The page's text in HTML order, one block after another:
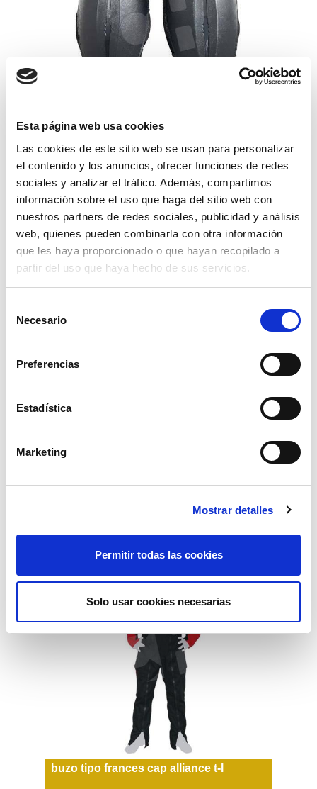
Esta página web usa cookies
Las cookies de este sitio web se usan para personalizar
el contenido y los anuncios, ofrecer funciones de redes
sociales y analizar el tráfico. Además, compartimos
información sobre el uso que haga del sitio web con
nuestros partners de redes sociales, publicidad y análisis
web, quienes pueden combinarla con otra información
que les haya proporcionado o que hayan recopilado a
partir del uso que haya hecho de sus servicios.
Necesario
Preferencias
Estadística
Marketing
Mostrar detalles
Permitir todas las cookies
Solo usar cookies necesarias
espinilleras flex
24,50€ comprar
pantalon de prot. basic t52
buzo tipo frances cap alliance t-l